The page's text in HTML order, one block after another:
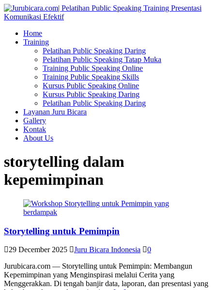
Home
Training
Pelatihan Public Speaking Daring
Pelatihan Public Speaking Tatap Muka
Training Public Speaking Online
Training Public Speaking Skills
Kursus Public Speaking Online
Kursus Public Speaking Daring
Pelatihan Public Speaking Daring
Layanan Juru Bicara
Gallery
Kontak
About Us
storytelling dalam
kepemimpinan
Storytelling untuk Pemimpin
29 December 2025 Juru Bicara Indonesia
0
Jurubicara.com — Storytelling untuk Pemimpin: Membangun
Kepemimpinan yang Menginspirasi melalui Cerita yang
Menggerakkan. Di tengah banjir data, laporan, dan presentasi yang